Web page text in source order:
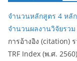
จำนวนหลักสูตร 4 หลั
จำนวนผลงานวิจัยรวม
การอ้างอิง (citation)
TRF Index (พ.ศ.